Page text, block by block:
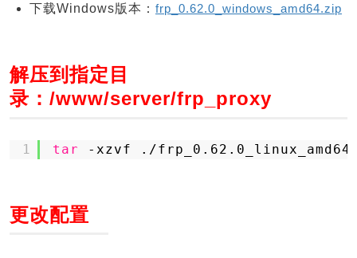
下载Windows版本： frp_0.62.0_windows_amd64.zip
解压到指定目
录：/www/server/frp_proxy
1 tar -xzvf . /frp_0
更改配置